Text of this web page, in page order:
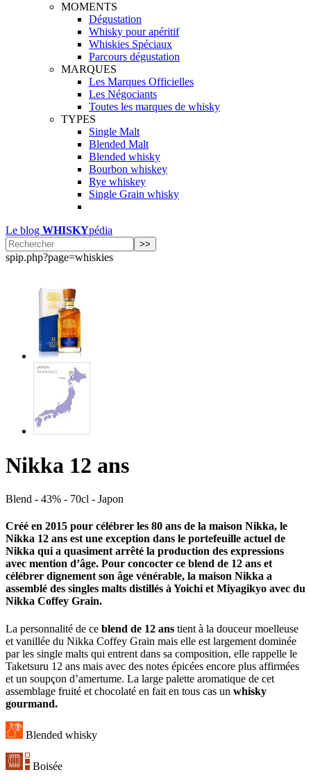
MOMENTS
Dégustation
Whisky pour apéritif
Whiskies Spéciaux
Parcours dégustation
MARQUES
Les Marques Officielles
Les Négociants
Toutes les marques de whisky
TYPES
Single Malt
Blended Malt
Blended whisky
Bourbon whiskey
Rye whiskey
Single Grain whisky
Le blog WHISKYpédia
spip.php?page=whiskies
Nikka 12 ans
Blend - 43% - 70cl - Japon
Créé en 2015 pour célébrer les 80 ans de la maison Nikka, le
Nikka 12 ans est une exception dans le portefeuille actuel de
Nikka qui a quasiment arrêté la production des expressions
avec mention d’âge. Pour concocter ce blend de 12 ans et
célébrer dignement son âge vénérable, la maison Nikka a
assemblé des singles malts distillés à Yoichi et Miyagikyo avec du
Nikka Coffey Grain.
La personnalité de ce blend de 12 ans tient à la douceur moelleuse
et vanillée du Nikka Coffey Grain mais elle est largement dominée
par les single malts qui entrent dans sa composition, elle rappelle le
Taketsuru 12 ans mais avec des notes épicées encore plus affirmées
et un soupçon d’amertume. La large palette aromatique de cet
assemblage fruité et chocolaté en fait en tous cas un whisky
gourmand.
Blended whisky
Boisée